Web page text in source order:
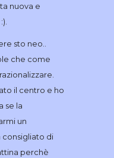
nuova e
sto neo..
che come
il centro e ho
se la
un
di
perchè